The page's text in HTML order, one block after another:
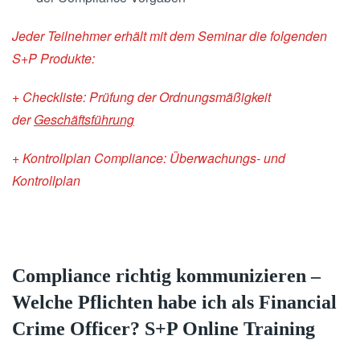
Jeder Teilnehmer erhält mit dem Seminar die folgenden
S+P Produkte:
+ Checkliste: Prüfung der Ordnungsmäßigkeit
derGeschäftsführung
+ Kontrollplan Compliance: Überwachungs- und
Kontrollplan
Compliance richtig kommunizieren –
Welche Pflichten habe ich als Financial
Crime Officer? S+P Online Training